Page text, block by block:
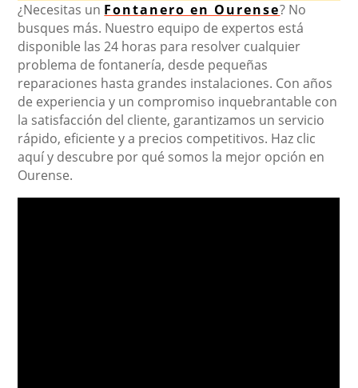
¿Necesitas un Fontanero en Ourense? No
busques más. Nuestro equipo de expertos está
disponible las 24 horas para resolver cualquier
problema de fontanería, desde pequeñas
reparaciones hasta grandes instalaciones. Con años
de experiencia y un compromiso inquebrantable con
la satisfacción del cliente, garantizamos un servicio
rápido, eficiente y a precios competitivos. Haz clic
aquí y descubre por qué somos la mejor opción en
Ourense.